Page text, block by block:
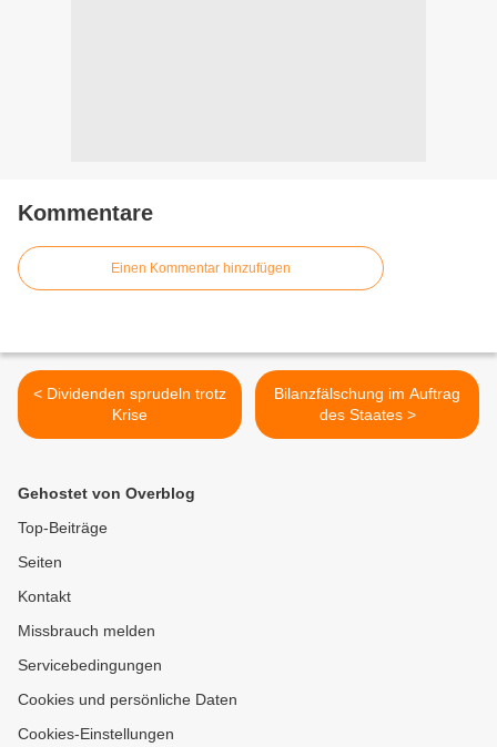
Kommentare
Einen Kommentar hinzufügen
< Dividenden sprudeln trotz
Krise
Bilanzfälschung im Auftrag
des Staates >
Gehostet von Overblog
Top-Beiträge
Seiten
Kontakt
Missbrauch melden
Servicebedingungen
Cookies und persönliche Daten
Cookies-Einstellungen